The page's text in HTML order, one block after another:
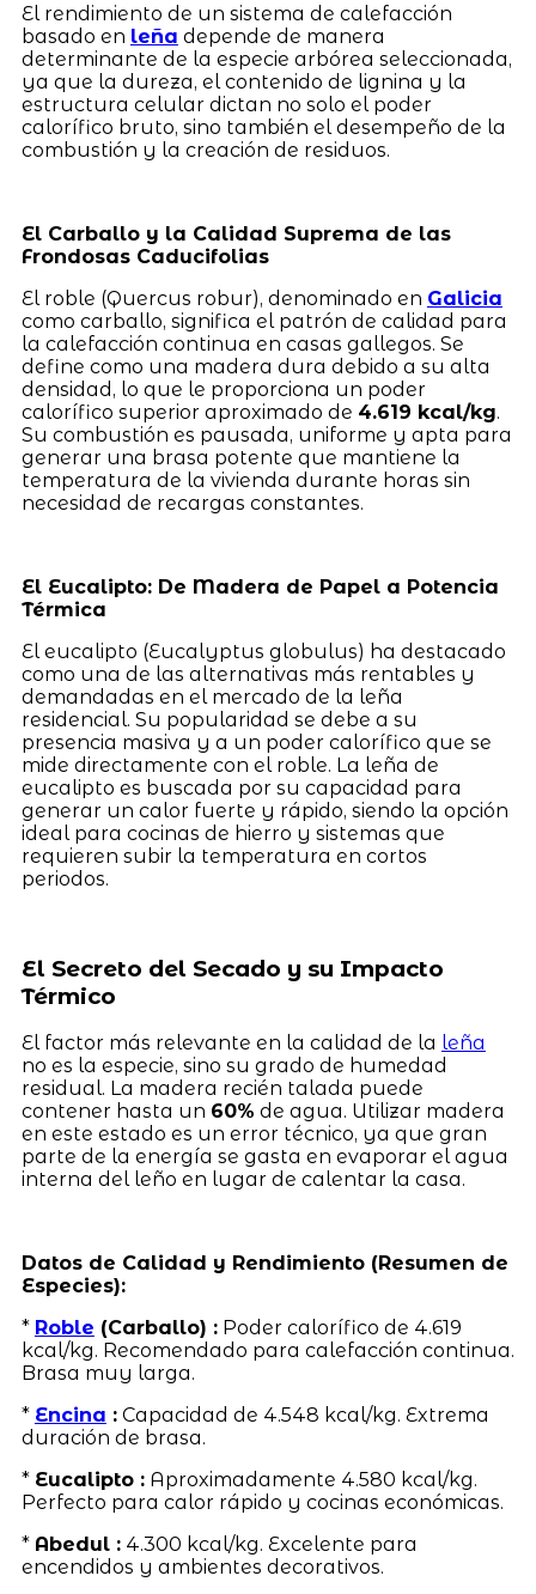
El rendimiento de un sistema de calefacción
basado en leña depende de manera
determinante de la especie arbórea seleccionada,
ya que la dureza, el contenido de lignina y la
estructura celular dictan no solo el poder
calorífico bruto, sino también el desempeño de la
combustión y la creación de residuos.
El Carballo y la Calidad Suprema de las
Frondosas Caducifolias
El roble (Quercus robur), denominado en Galicia
como carballo, significa el patrón de calidad para
la calefacción continua en casas gallegos. Se
define como una madera dura debido a su alta
densidad, lo que le proporciona un poder
calorífico superior aproximado de 4.619 kcal/kg.
Su combustión es pausada, uniforme y apta para
generar una brasa potente que mantiene la
temperatura de la vivienda durante horas sin
necesidad de recargas constantes.
El Eucalipto: De Madera de Papel a Potencia
Térmica
El eucalipto (Eucalyptus globulus) ha destacado
como una de las alternativas más rentables y
demandadas en el mercado de la leña
residencial. Su popularidad se debe a su
presencia masiva y a un poder calorífico que se
mide directamente con el roble. La leña de
eucalipto es buscada por su capacidad para
generar un calor fuerte y rápido, siendo la opción
ideal para cocinas de hierro y sistemas que
requieren subir la temperatura en cortos
periodos.
El Secreto del Secado y su Impacto
Térmico
El factor más relevante en la calidad de la leña
no es la especie, sino su grado de humedad
residual. La madera recién talada puede
contener hasta un 60% de agua. Utilizar madera
en este estado es un error técnico, ya que gran
parte de la energía se gasta en evaporar el agua
interna del leño en lugar de calentar la casa.
Datos de Calidad y Rendimiento (Resumen de
Especies):
* Roble (Carballo) :Poder calorífico de 4.619
kcal/kg. Recomendado para calefacción continua.
Brasa muy larga.
* Encina :Capacidad de 4.548 kcal/kg. Extrema
duración de brasa.
* Eucalipto :Aproximadamente 4.580 kcal/kg.
Perfecto para calor rápido y cocinas económicas.
* Abedul :4.300 kcal/kg. Excelente para
encendidos y ambientes decorativos.